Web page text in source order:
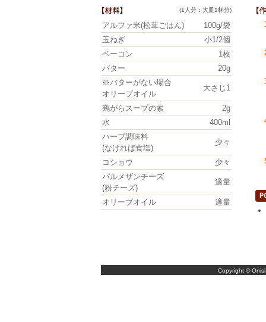
(1人分：大皿1杯分)
アルファ米(松茸ごはん)
100g/袋
玉ねぎ
小1/2個
ベーコン
1枚
バター
20g
※バターがない場合
オリーブオイル
大さじ1
鶏がらスープの素
2g
水
400ml
ハーブ調味料
(なければ食塩)
少々
コショウ
少々
パルメザンチーズ
(粉チーズ)
適量
オリーブオイル 適量
Copyright ©